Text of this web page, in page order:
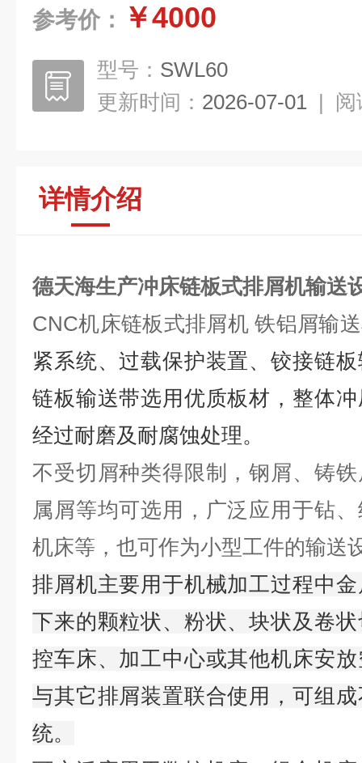
参考价： ￥4000
型号： SWL60
更新时间： 2026-07-01 | 阅
详情介绍
德天海生产冲床链板式排屑机输送
CNC机床链板式排屑机 铁铝屑输
紧系统、过载保护装置、铰接链
链板输送带选用优质板材，整体
经过耐磨及耐腐蚀处理。
不受切屑种类得限制，钢屑、铸
属屑等均可选用，广泛应用于钻
机床等，也可作为小型工件的输送
排屑机主要用于机械加工过程中
下来的颗粒状、粉状、块状及卷
控车床、加工中心或其他机床安
与其它排屑装置联合使用，可组
统。